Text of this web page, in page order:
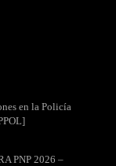
en la Policía
PNP 2026 –